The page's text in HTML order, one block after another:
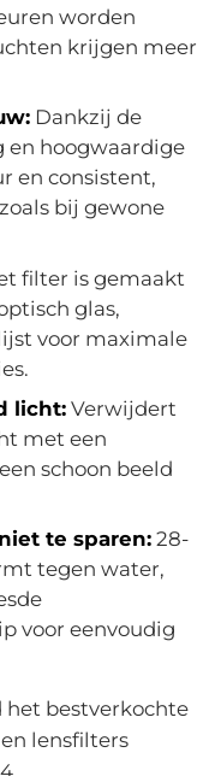
worden
krijgen meer
Dankzij de
en hoogwaardige
en consistent,
bij gewone
filter is gemaakt
glas,
voor maximale
licht: Verwijdert
met een
schoon beeld
te sparen: 28-
tegen water,
voor eenvoudig
het bestverkochte
lensfilters